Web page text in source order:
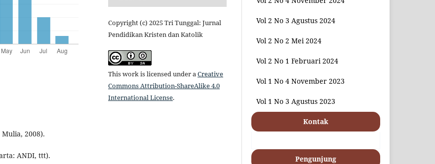
2008).
ANDI, ttt).
Copyright (c) 2025 Tri Tunggal: Jurnal
Pendidikan Kristen dan Katolik
This work is licensed under aCreative
Commons Attribution-ShareAlike 4.0
International License.
Vol 2 No 3 Agustus 2024
Vol 2 No 2 Mei 2024
Vol 2 No 1 Februari 2024
Vol 1 No 4 November 2023
Vol 1 No 3 Agustus 2023
Kontak
Pengunjung